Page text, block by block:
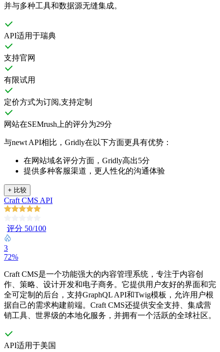
并与多种工具和数据源无缝集成。
API适用于瑞典
支持官网
有限试用
定价方式为订阅,支持定制
网站在SEMrush上的评分为29分
与newt API相比，Gridly在以下方面更具有优势：
在网站域名评分方面，Gridly高出5分
提供多种客服渠道，更人性化的沟通体验
+ 比较
Craft CMS API
评分 50/100
3
72%
Craft CMS是一个功能强大的内容管理系统，专注于内容创
作、策略、设计开发和电子商务。它提供用户友好的界面和完
全可定制的后台，支持GraphQL API和Twig模板，允许用户根
据自己的需求构建前端。Craft CMS还提供安全支持、集成营
销工具、世界级的本地化服务，并拥有一个活跃的全球社区。
API适用于美国